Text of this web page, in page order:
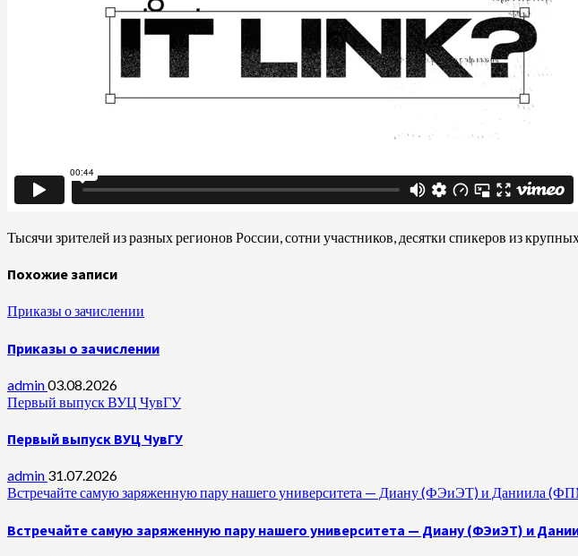
Тысячи зрителей из разных регионов России, сотни участников, десятки спикеров из
Похожие записи
Приказы о зачислении
Приказы о зачислении
admin03.08.2026
Первый выпуск ВУЦ ЧувГУ
Первый выпуск ВУЦ ЧувГУ
admin 31.07.2026
Встречайте самую заряженную пару нашего университета — Диану (ФЭиЭТ) и Даниила
Встречайте самую заряженную пару нашего университета — Диану (ФЭиЭТ) и